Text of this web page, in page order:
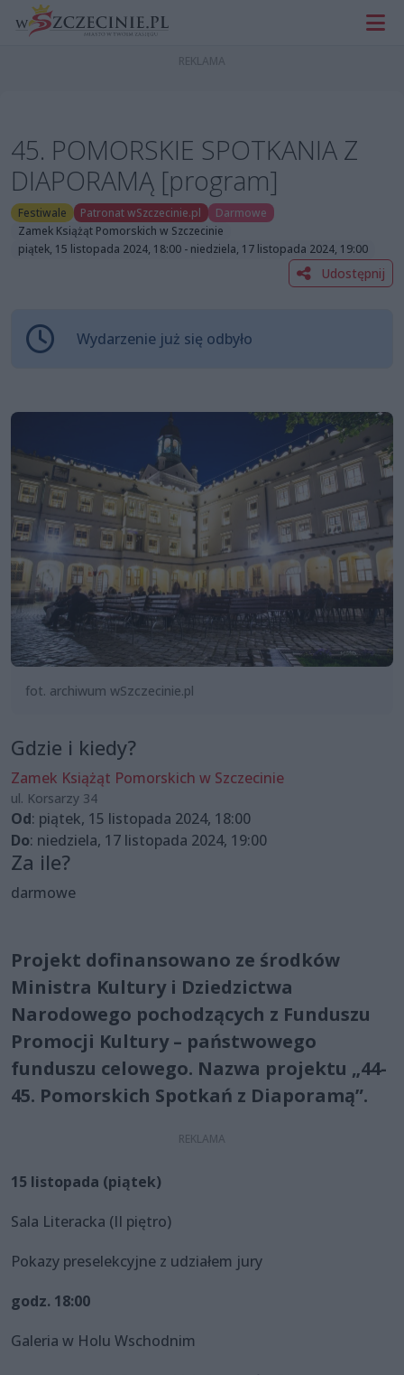
45. POMORSKIE SPOTKANIA Z
DIAPORAMĄ [program]
Festiwale Patronat wSzczecinie.pl
Darmowe
Zamek Książąt Pomorskich w Szczecinie
piątek, 15 listopada 2024, 18:00 - niedziela, 17 listopada 2024, 19:00
Udostępnij
Wydarzenie już się odbyło
fot. archiwum wSzczecinie.pl
Gdzie i kiedy?
Zamek Książąt Pomorskich w Szczecinie
ul. Korsarzy 34
Od: piątek, 15 listopada 2024, 18:00
Do: niedziela, 17 listopada 2024, 19:00
Za ile?
darmowe
Projekt dofinansowano ze środków
Ministra Kultury i Dziedzictwa
Narodowego pochodzących z Funduszu
Promocji Kultury – państwowego
funduszu celowego. Nazwa projektu „44-
45. Pomorskich Spotkań z Diaporamą”.
15 listopada (piątek)
Sala Literacka (II piętro)
Pokazy preselekcyjne z udziałem jury
godz. 18:00
Galeria w Holu Wschodnim